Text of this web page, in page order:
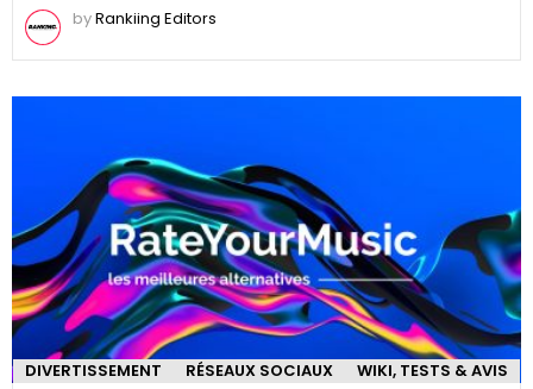
byRankiing Editors
DIVERTISSEMENT RÉSEAUX SOCIAUX WIKI, TESTS & AVIS